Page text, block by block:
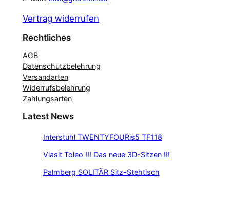
Vertrag widerrufen
Rechtliches
AGB
Datenschutzbelehrung
Versandarten
Widerrufsbelehrung
Zahlungsarten
Latest News
Interstuhl TWENTYFOURis5 TF118
Viasit Toleo !!! Das neue 3D-Sitzen !!!
Palmberg SOLITÄR Sitz-Stehtisch